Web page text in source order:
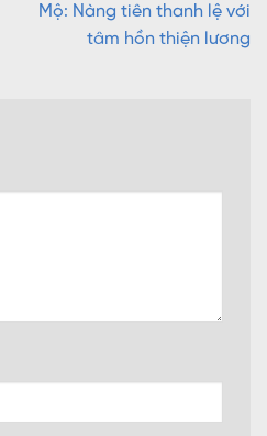
Mộ: Nàng tiên thanh lệ với
tâm hồn thiện lương